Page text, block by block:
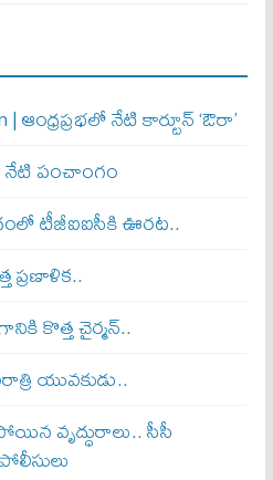
ఆంధ్రప్రభలో నేటి కార్టూన్ ‘ఔరా’
నేటి పంచాంగం
టీజీఐఐసీకి ఊరట..
ప్రణాళిక..
కొత్త చైర్మన్..
యువకుడు..
వృద్ధురాలు.. సీసీ